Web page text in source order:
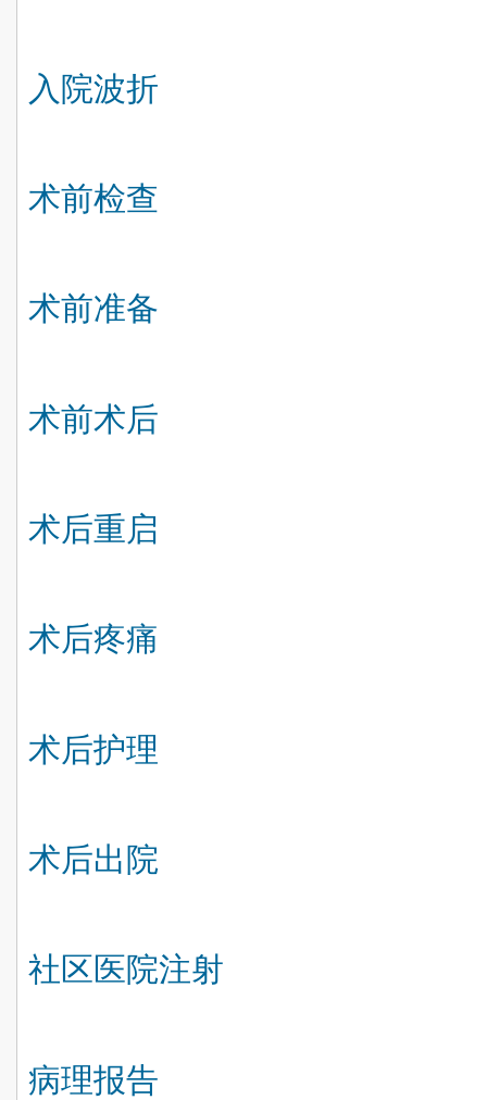
入院波折
术前检查
术前准备
术前术后
术后重启
术后疼痛
术后护理
术后出院
社区医院注射
病理报告